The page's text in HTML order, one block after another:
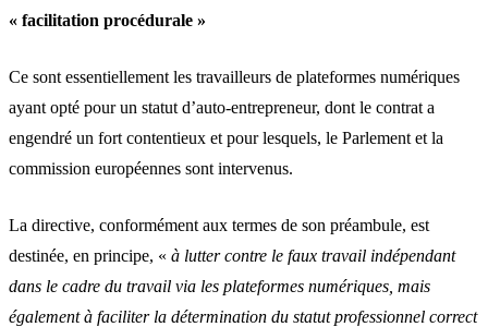
« facilitation procédurale »
Ce sont essentiellement les travailleurs de plateformes numériques
ayant opté pour un statut d’auto-entrepreneur, dont le contrat a
engendré un fort contentieux et pour lesquels, le Parlement et la
commission européennes sont intervenus.
La directive, conformément aux termes de son préambule, est
destinée, en principe, « à lutter contre le faux travail indépendant
dans le cadre du travail via les plateformes numériques, mais
également à faciliter la détermination du statut professionnel correct